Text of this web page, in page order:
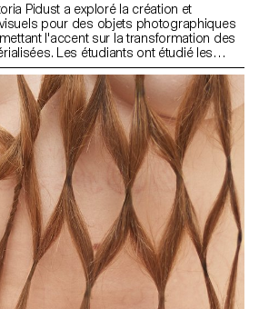
Pidust a exploré la création et
pour des objets photographiques
l'accent sur la transformation des
Les étudiants ont étudié les
tels que Katja Novitskova,
et d'autres, et ont appris comment des
CGI et la photogrammétrie influencent
étudiants ont exploré l'interaction entre
et physiques et ont développé des
créer des objets photographiques. Le
la compréhension des tendances
l'analyse d'études de cas
matérialisées, y compris des
3D, des installations et des médias
augmentée (AR) et la réalité virtuelle
et la pratique, les étudiants ont
des projets qu'ils ont présentés sous
physiques. Ils ont développé la
de leurs créations, de critiquer et de
pour enrichir leur pratique